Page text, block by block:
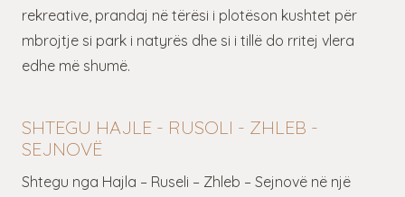
rekreative, prandaj në tërësi i plotëson kushtet për
mbrojtje si park i natyrës dhe si i tillë do rritej vlera
edhe më shumë.
SHTEGU HAJLE - RUSOLI - ZHLEB -
SEJNOVË
Shtegu nga Hajla – Ruseli – Zhleb – Sejnovë në një